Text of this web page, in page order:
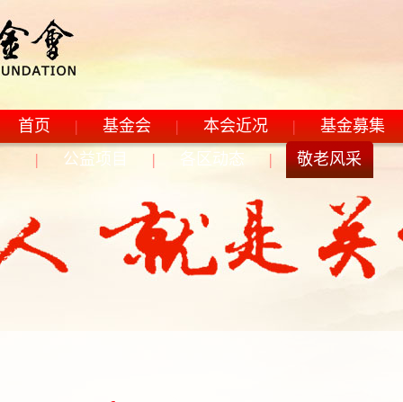
首页 | 基金会 | 本会近况 |
基金募集
|
公益项目 | 各区动态 | 敬老风采